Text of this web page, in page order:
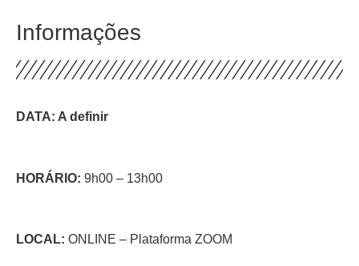
Informações
DATA: A definir
HORÁRIO: 9h00 – 13h00
LOCAL: ONLINE – Plataforma ZOOM